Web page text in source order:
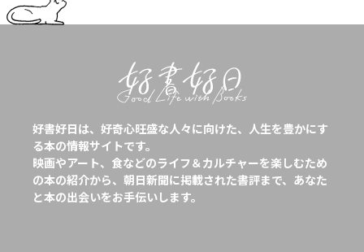
好書好日は、好奇心旺盛な人々に向けた、人生を豊かにす
る本の情報サイトです。
映画やアート、食などのライフ＆カルチャーを楽しむため
の本の紹介から、朝日新聞に掲載された書評まで、あなた
と本の出会いをお手伝いします。